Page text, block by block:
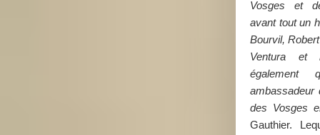
Vosges et
avant tout un
Bourvil,
Ventura et
également
ambassadeur
des Vosges
Gauthier.